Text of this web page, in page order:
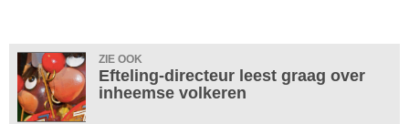
ZIE OOK
Efteling-directeur leest graag over
inheemse volkeren